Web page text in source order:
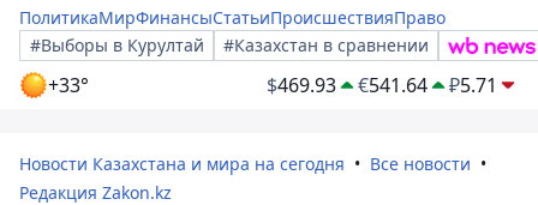
ПолитикаМирФинансыСтатьиПроисшествияПраво
#Выборы в Курултай
#Казахстан в сравнении
+33° $469.93 €541.64 ₽5.71
Новости Казахстана и мира на сегодня
Все новости
Редакция Zakon.kz